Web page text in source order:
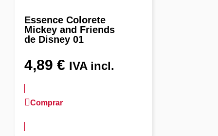
Essence Colorete
Mickey and Friends
de Disney 01
4,89 € IVA incl.
Comprar